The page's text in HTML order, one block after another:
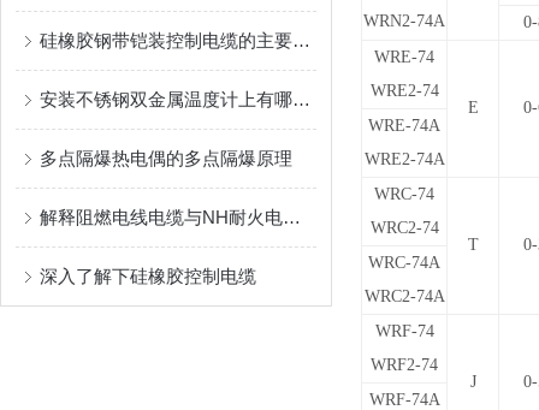
硅橡胶钢带铠装控制电缆的主要用途
安装不锈钢双金属温度计上有哪些要求
多点隔爆热电偶的多点隔爆原理
解释阻燃电线电缆与NH耐火电线电缆的区别
深入了解下硅橡胶控制电缆
WRN2-74A
WRE-74
WRE2-74
E
WRE-74A
WRE2-74A
WRC-74
WRC2-74
T
WRC-74A
WRC2-74A
WRF-74
WRF2-74
J
WRF-74A